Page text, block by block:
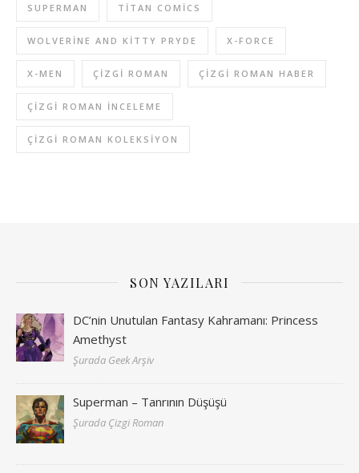
SUPERMAN TITAN COMICS
WOLVERINE AND KITTY PRYDE X-FORCE
X-MEN ÇIZGI ROMAN ÇIZGI ROMAN HABER
ÇIZGI ROMAN INCELEME
ÇIZGI ROMAN KOLEKSIYON
SON YAZILARI
DC’nin Unutulan Fantasy Kahramanı: Princess
Amethyst
Şurada Geek Arşiv
Superman – Tanrının Düşüşü
Şurada Çizgi Roman